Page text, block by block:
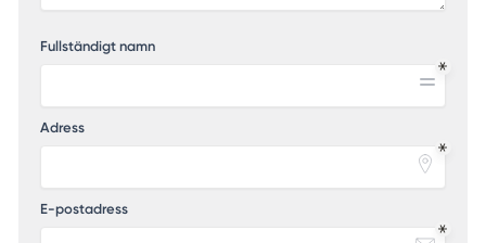
Fullständigt namn
Adress
E-postadress